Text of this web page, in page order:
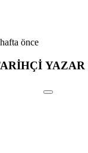
önce
YAZAR